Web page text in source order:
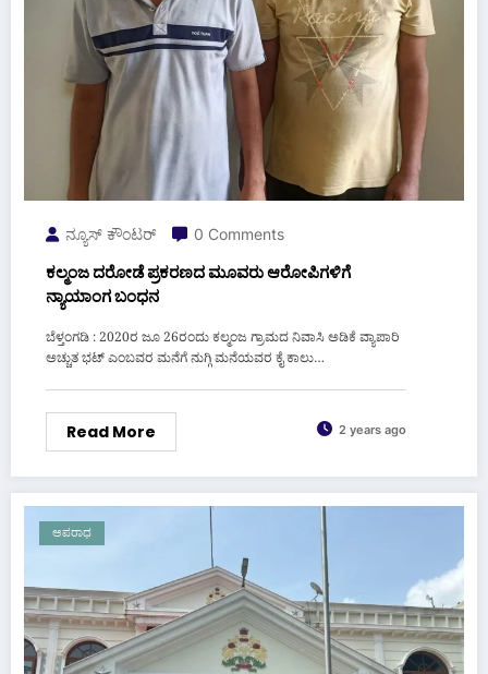
ನ್ಯೂಸ್ ಕೌಂಟರ್ 0 Comments
ಕಲ್ಮಂಜ ದರೋಡೆ ಪ್ರಕರಣದ ಮೂವರು ಆರೋಪಿಗಳಿಗೆ
ನ್ಯಾಯಾಂಗ ಬಂಧನ
ಬೆಳ್ತಂಗಡಿ : 2020ರ ಜೂ 26ರಂದು ಕಲ್ಮಂಜ ಗ್ರಾಮದ ನಿವಾಸಿ ಅಡಿಕೆ ವ್ಯಾಪಾರಿ
ಅಚ್ಚುತ ಭಟ್ ಎಂಬವರ ಮನೆಗೆ ನುಗ್ಗಿ ಮನೆಯವರ ಕೈ ಕಾಲು…
Read More 2 years ago
ಅಪರಾಧ